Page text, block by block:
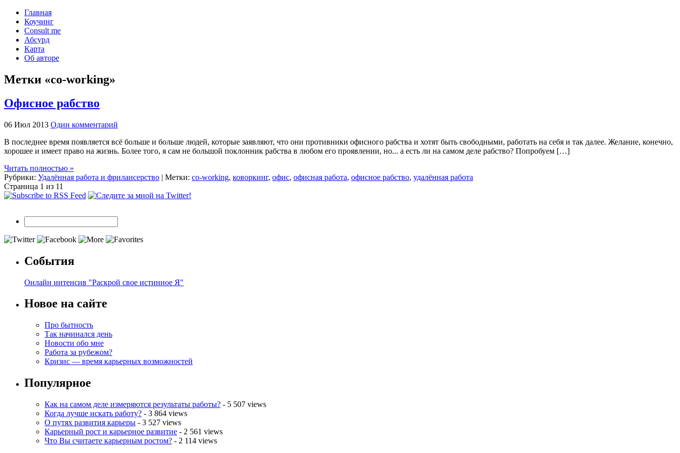
Главная
Коучинг
Consult me
Абсурд
Карта
Об авторе
Метки «co-working»
Офисное рабство
06 Июл 2013 Один комментарий
В последнее время появляется всё больше и больше людей, которые заявляют, что они противники офисного рабства и хотят быть свободными, работать на себя и так далее. Желание, конечно,
хорошее и имеет право на жизнь. Более того, я сам не большой поклонник рабства в любом его проявлении, но... а есть ли на самом деле рабство? Попробуем […]
Читать полностью »
Рубрики: Удалённая работа и фрилансерство | Метки: co-working, коворкинг, офис, офисная работа, офисное рабство, удалённая работа
Страница 1 из 11
События
Онлайн интенсив "Раскрой свое истинное Я"
Новое на сайте
Про бытность
Так начинался день
Новости обо мне
Работа за рубежом?
Кризис — время карьерных возможностей
Популярное
Как на самом деле измеряются результаты работы? - 5 507 views
Когда лучше искать работу? - 3 864 views
О путях развития карьеры - 3 527 views
Карьерный рост и карьерное развитие - 2 561 views
Что Вы считаете карьерным ростом? - 2 114 views